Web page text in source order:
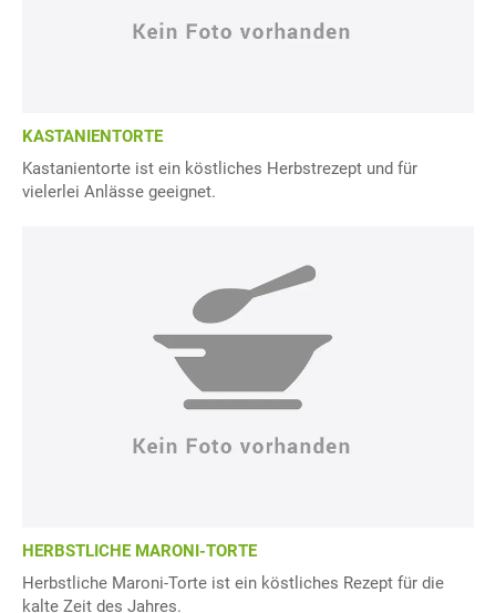
KASTANIENTORTE
Kastanientorte ist ein köstliches Herbstrezept und für
vielerlei Anlässe geeignet.
HERBSTLICHE MARONI-TORTE
Herbstliche Maroni-Torte ist ein köstliches Rezept für die
kalte Zeit des Jahres.